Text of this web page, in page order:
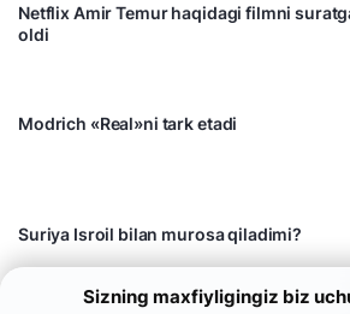
Sizning maxfiyligingiz biz
Netflix Amir Temur haqidagi filmni
oldi
Modrich «Real»ni tark etadi
Suriya Isroil bilan murosa qiladimi?